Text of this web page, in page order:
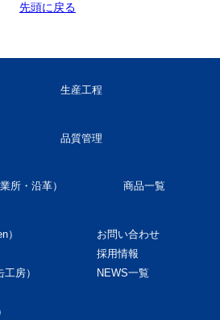
先頭に戻る
生産工程
品質管理
所・沿革） 商品一覧
）
房）
お問い合わせ
採用情報
NEWS一覧